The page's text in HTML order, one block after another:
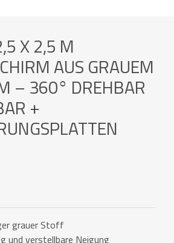
X 2,5 M
AUS GRAUEM
– 360° DREHBAR
+
grauer Stoff
und verstellbare Neigung